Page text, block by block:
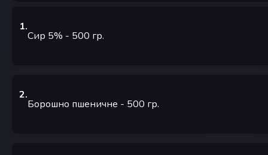
1.
Сир 5% - 500 гр.
2.
Борошно пшеничне - 500 гр.